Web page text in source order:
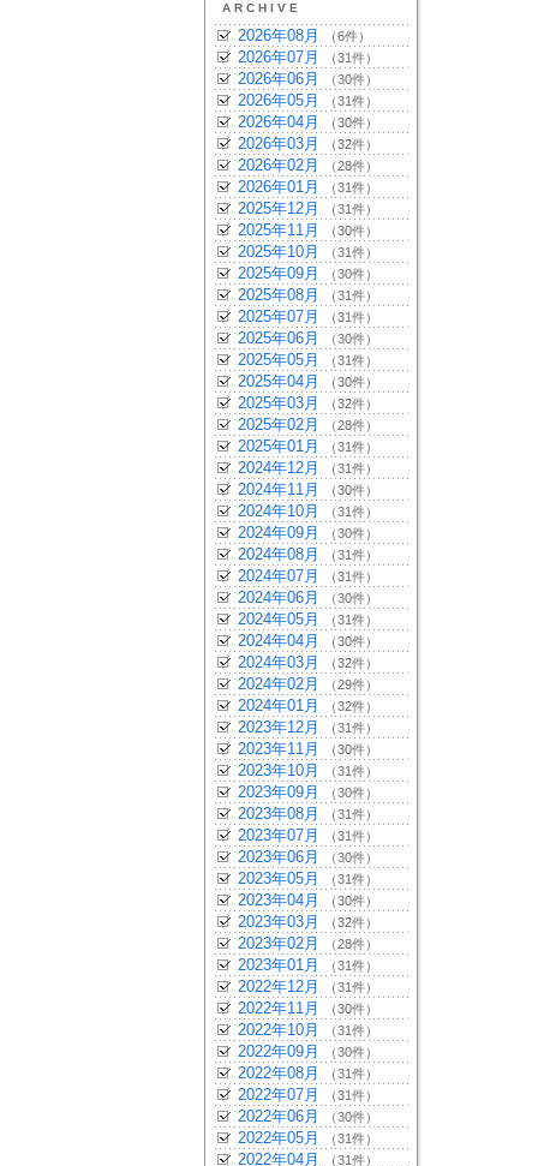
ARCHIVE
2026年08月 （6件）
2026年07月 （31件）
2026年06月 （30件）
2026年05月 （31件）
2026年04月 （30件）
2026年03月 （32件）
2026年02月 （28件）
2026年01月 （31件）
2025年12月 （31件）
2025年11月 （30件）
2025年10月 （31件）
2025年09月 （30件）
2025年08月 （31件）
2025年07月 （31件）
2025年06月 （30件）
2025年05月 （31件）
2025年04月 （30件）
2025年03月 （32件）
2025年02月 （28件）
2025年01月 （31件）
2024年12月 （31件）
2024年11月 （30件）
2024年10月 （31件）
2024年09月 （30件）
2024年08月 （31件）
2024年07月 （31件）
2024年06月 （30件）
2024年05月 （31件）
2024年04月 （30件）
2024年03月 （32件）
2024年02月 （29件）
2024年01月 （32件）
2023年12月 （31件）
2023年11月 （30件）
2023年10月 （31件）
2023年09月 （30件）
2023年08月 （31件）
2023年07月 （31件）
2023年06月 （30件）
2023年05月 （31件）
2023年04月 （30件）
2023年03月 （32件）
2023年02月 （28件）
2023年01月 （31件）
2022年12月 （31件）
2022年11月 （30件）
2022年10月 （31件）
2022年09月 （30件）
2022年08月 （31件）
2022年07月 （31件）
2022年06月 （30件）
2022年05月 （31件）
2022年04月 （31件）